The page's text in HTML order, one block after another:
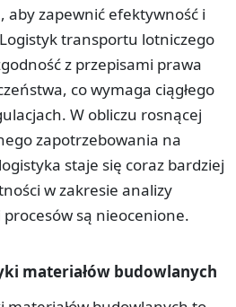
aby zapewnić efektywność i
transportu lotniczego
z przepisami prawa
co wymaga ciągłego
W obliczu rosnącej
zapotrzebowania na
staje się coraz bardziej
w zakresie analizy
są nieocenione.
materiałów budowlanych